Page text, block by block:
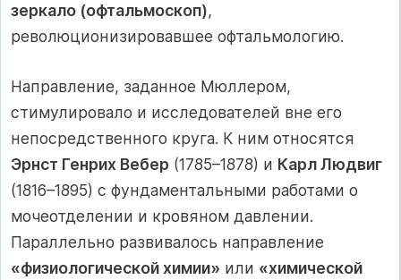
зеркало (офтальмоскоп),
революционизировавшее офтальмологию.
Направление, заданное Мюллером,
стимулировало и исследователей вне его
непосредственного круга. К ним относятся
Эрнст Генрих Вебер (1785–1878) и Карл Людвиг
(1816–1895) с фундаментальными работами о
мочеотделении и кровяном давлении.
Параллельно развивалось направление
«физиологической химии» или «химической